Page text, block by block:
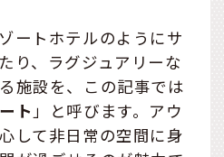
ートホテルのようにサ
り、ラグジュアリーな
施設を、この記事では
ト 」と呼びます。アウ
して非日常の空間に身